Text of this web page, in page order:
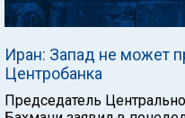
Иран: Запад не может
Центробанка
Председатель